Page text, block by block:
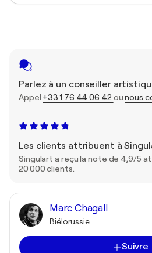
Parlez à un conseiller
Appel +33 1 76 44 06 42ounous
Les clients attribuent à
Singulart a reçu la note de 4,9/5
20 000 clients.
Marc Chagall
Biélorussie
Suivre